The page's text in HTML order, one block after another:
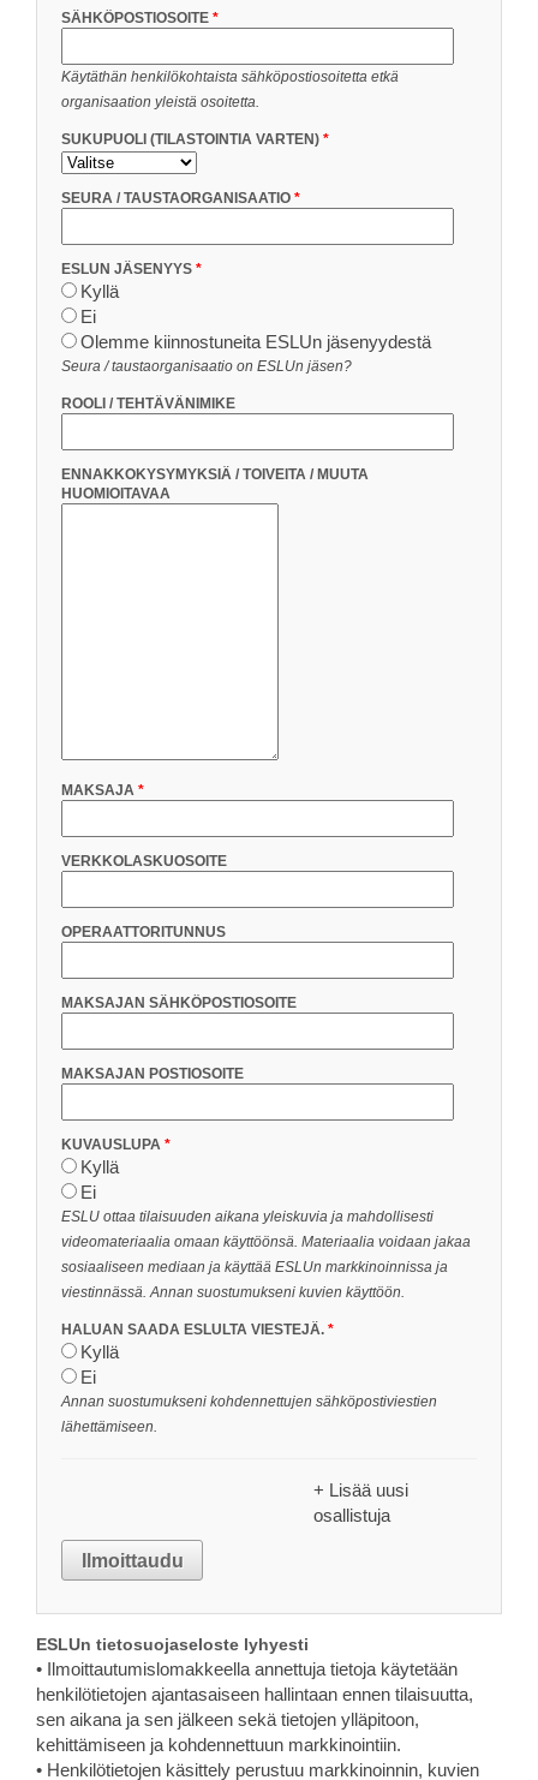
SÄHKÖPOSTIOSOITE
Käytäthän henkilökohtaista sähköpostiosoitetta etkä
organisaation yleistä osoitetta.
SUKUPUOLI (TILASTOINTIA VARTEN)
SEURA / TAUSTAORGANISAATIO
ESLUN JÄSENYYS
Kyllä
Ei
Olemme kiinnostuneita ESLUn jäsenyydestä
Seura / taustaorganisaatio on ESLUn jäsen?
ROOLI / TEHTÄVÄNIMIKE
ENNAKKOKYSYMYKSIÄ / TOIVEITA / MUUTA
HUOMIOITAVAA
MAKSAJA
VERKKOLASKUOSOITE
OPERAATTORITUNNUS
MAKSAJAN SÄHKÖPOSTIOSOITE
MAKSAJAN POSTIOSOITE
KUVAUSLUPA
Kyllä
Ei
ESLU ottaa tilaisuuden aikana yleiskuvia ja mahdollisesti
videomateriaalia omaan käyttöönsä. Materiaalia voidaan jakaa
sosiaaliseen mediaan ja käyttää ESLUn markkinoinnissa ja
viestinnässä. Annan suostumukseni kuvien käyttöön.
HALUAN SAADA ESLULTA VIESTEJÄ.
Kyllä
Ei
Annan suostumukseni kohdennettujen sähköpostiviestien
lähettämiseen.
+ Lisää uusi
osallistuja
ESLUn tietosuojaseloste lyhyesti
• Ilmoittautumislomakkeella annettuja tietoja käytetään
henkilötietojen ajantasaiseen hallintaan ennen tilaisuutta,
sen aikana ja sen jälkeen sekä tietojen ylläpitoon,
kehittämiseen ja kohdennettuun markkinointiin.
• Henkilötietojen käsittely perustuu markkinoinnin, kuvien